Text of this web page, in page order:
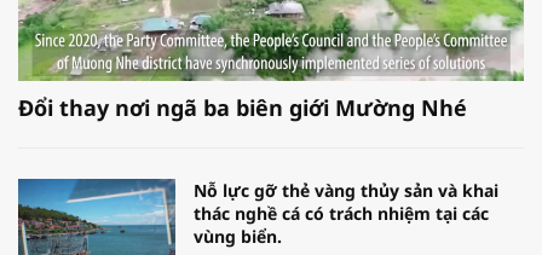
Đổi thay nơi ngã ba biên giới Mường Nhé
Nỗ lực gỡ thẻ vàng thủy sản và khai
thác nghề cá có trách nhiệm tại các
vùng biển.